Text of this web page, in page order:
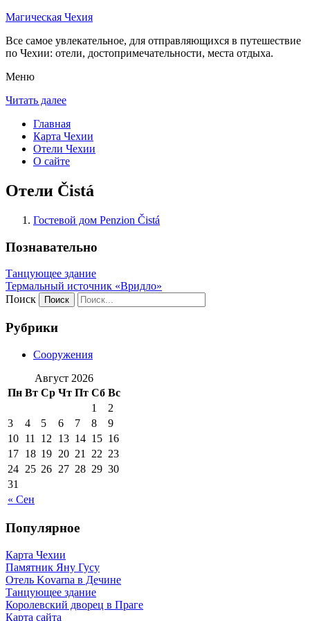
Магическая Чехия
Все самое увлекательное, для отправляющихся в путешествие
по Чехии: отели, достопримечательности, места отдыха.
Меню
Читать далее
Главная
Карта Чехии
Отели Чехии
О сайте
Отели Čistá
Гостевой дом Penzion Čistá
Познавательно
Танцующее здание
Термальный источник «Вридло»
Поиск
Рубрики
Сооружения
Август 2026
Пн Вт Ср Чт Пт Сб Вс
« Сен
1
2
3
4 5 6 7 8
9
10 11 12 13 14 15 16
17 18 19 20 21 22 23
24 25 26 27 28 29 30
31
Популярное
Карта Чехии
Памятник Яну Гусу
Отель Kovarna в Дечине
Танцующее здание
Королевский дворец в Праге
Карта сайта